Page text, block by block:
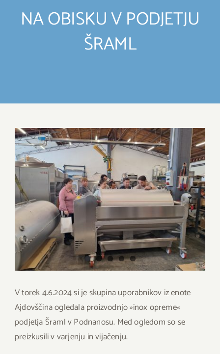
VKLJUČITEV
GALERIJA
KONTAKT
NA OBISKU V PODJETJU
ŠRAML
View
Larger
Image
V torek 4.6.2024 si je skupina uporabnikov iz enote
Ajdovščina ogledala proizvodnjo »inox opreme«
podjetja Šraml v Podnanosu. Med ogledom so se
preizkusili v varjenju in vijačenju.